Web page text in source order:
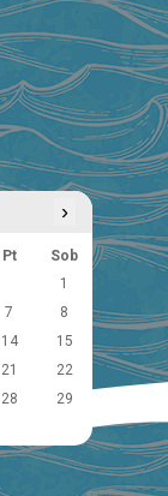
›
Pt
Sob
1
7
8
14
15
21
22
28
29